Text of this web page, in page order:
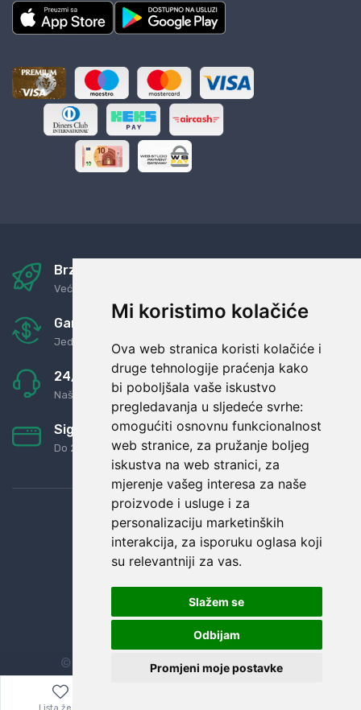
Mi koristimo kolačiće
Ova web stranica koristi kolačiće i
druge tehnologije praćenja kako
bi poboljšala vaše iskustvo
pregledavanja u sljedeće svrhe:
omogućiti osnovnu funkcionalnost
web stranice, za pružanje boljeg
iskustva na web stranici, za
mjerenje vašeg interesa za naše
proizvode i usluge i za
personalizaciju marketinških
interakcija, za isporuku oglasa koji
su relevantniji za vas.
Slažem se
Odbijam
Promjeni moje postavke
Brza i sigurna dostava
Već za nekoliko dana kod vas
Garancija u povrat novaca
Jednostavno pravilo: Roba za novac
24/7 odlična podrška
Naši agenti uvijek na raspolaganju
Sigurno obročno plaćanje
Do 24 rata bez kamata
© Sva prava zadržana. Dopi grupa d.o.o.